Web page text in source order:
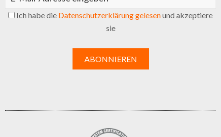
Ich habe die Datenschutzerklärung gelesenund akzeptiere
sie